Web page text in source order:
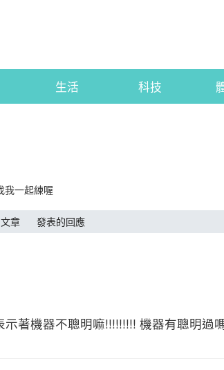
生活 科技
我一起練喔
章 發表的回應
著機器不聰明嘛!!!!!!!!! 機器有聰明過